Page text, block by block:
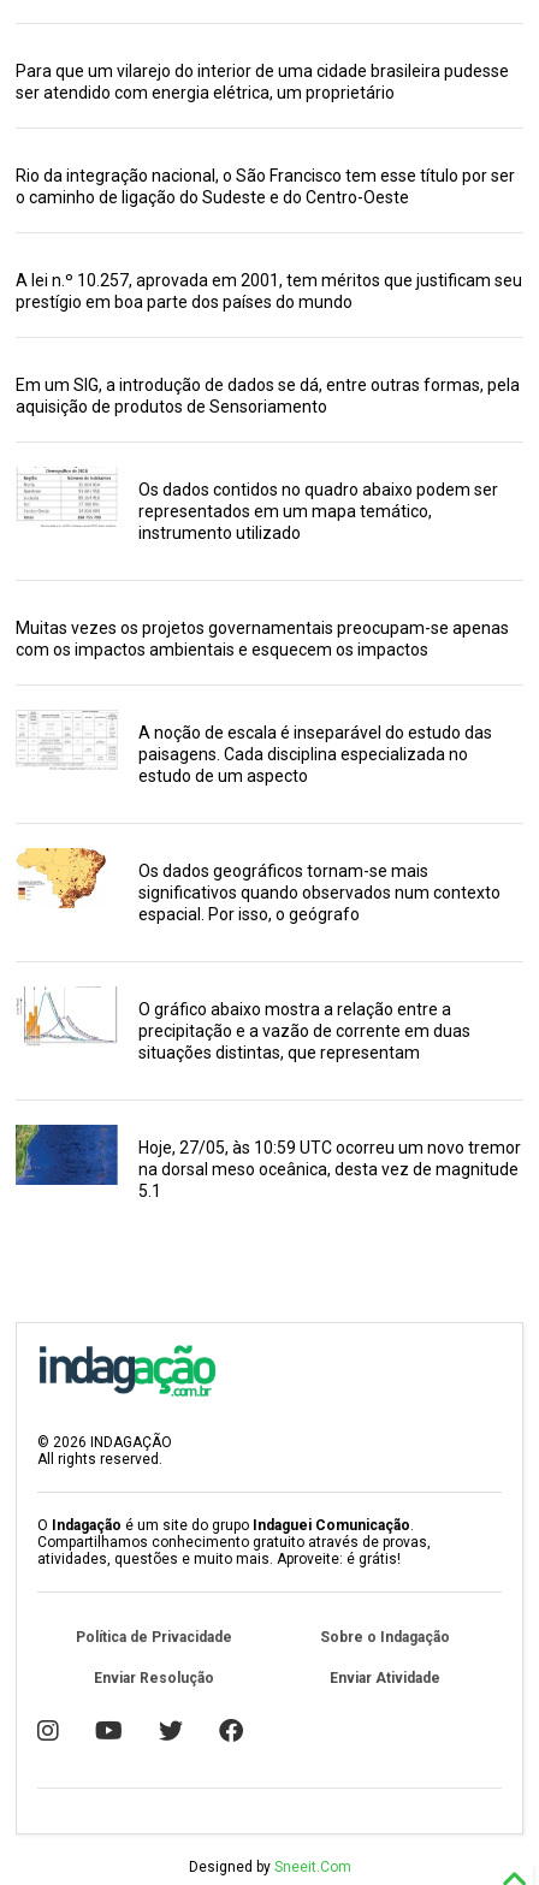
Para que um vilarejo do interior de uma cidade brasileira pudesse
ser atendido com energia elétrica, um proprietário
Rio da integração nacional, o São Francisco tem esse título por ser
o caminho de ligação do Sudeste e do Centro-Oeste
A lei n.º 10.257, aprovada em 2001, tem méritos que justificam seu
prestígio em boa parte dos países do mundo
Em um SIG, a introdução de dados se dá, entre outras formas, pela
aquisição de produtos de Sensoriamento
Os dados contidos no quadro abaixo podem ser
representados em um mapa temático,
instrumento utilizado
Muitas vezes os projetos governamentais preocupam-se apenas
com os impactos ambientais e esquecem os impactos
A noção de escala é inseparável do estudo das
paisagens. Cada disciplina especializada no
estudo de um aspecto
Os dados geográficos tornam-se mais
significativos quando observados num contexto
espacial. Por isso, o geógrafo
O gráfico abaixo mostra a relação entre a
precipitação e a vazão de corrente em duas
situações distintas, que representam
Hoje, 27/05, às 10:59 UTC ocorreu um novo tremor
na dorsal meso oceânica, desta vez de magnitude
5.1
©2026 INDAGAÇÃO
All rights reserved.
O Indagação é um site do grupo Indaguei Comunicação.
Compartilhamos conhecimento gratuito através de provas,
atividades, questões e muito mais. Aproveite: é grátis!
Política de Privacidade Sobre o Indagação
Enviar Resolução Enviar Atividade
Designed by Sneeit.Com